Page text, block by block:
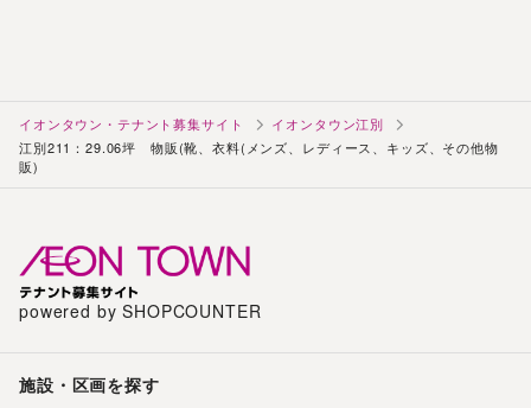
イオンタウン・テナント募集サイト
イオンタウン江別
江別211：29.06坪 物販(靴、衣料(メンズ、レディース、キッズ、その他物
販)
powered by SHOPCOUNTER
施設・区画を探す